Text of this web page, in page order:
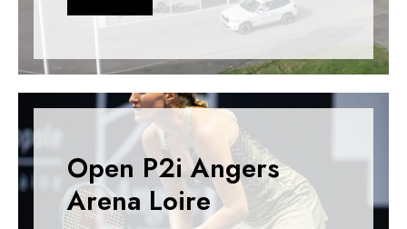
Open P2i Angers
Arena Loire